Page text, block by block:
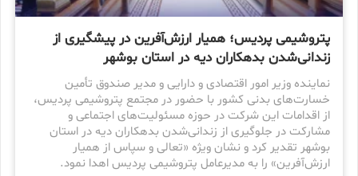
پتروشیمی پردیس؛ همیار ارزش‌آفرین در پیشگیری از
زندانی‌شدن بدهكاران دیه در استان بوشهر
نماینده وزیر امور اقتصادی و دارایی و مدیر صندوق تأمین
خسارت‌های بدنی کشور با حضور در مجتمع پتروشیمی پردیس،
از اقدامات این شرکت در حوزه مسئولیت‌های اجتماعی و
مشارکت در جلوگیری از زندانی‌شدن بدهکاران دیه در استان
بوشهر تقدیر کرد و نشان ویژه «تعالی و سپاس از همیار
ارزش‌آفرین» را به مدیرعامل پتروشیمی پردیس اهدا نمود.